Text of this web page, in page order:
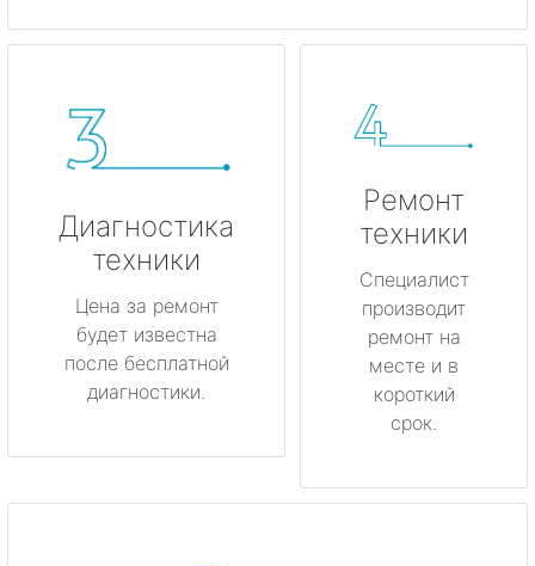
Диагностика
техники
Цена за ремонт
будет известна
после бесплатной
диагностики.
Ремонт
техники
Специалист
производит
ремонт на
месте и в
короткий
срок.